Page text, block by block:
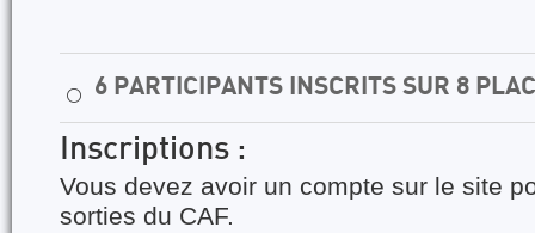
⚪ 6 PARTICIPANTS INSCRITS SUR 8
Inscriptions :
Vous devez avoir un compte sur le site
sorties du CAF.